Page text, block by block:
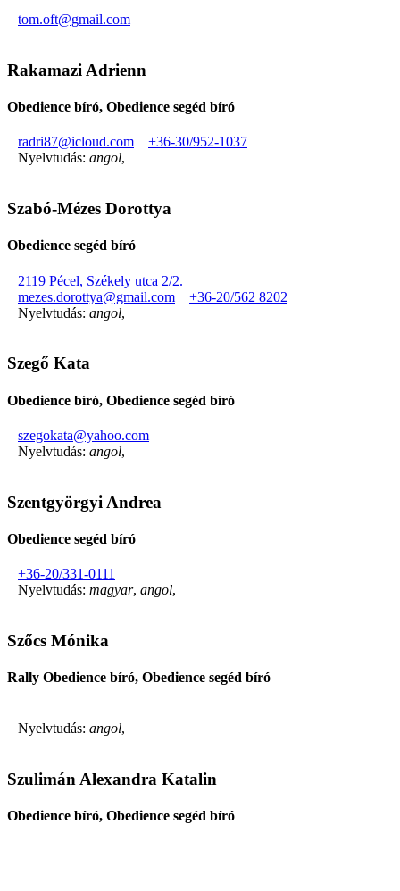
tom.oft@gmail.com
Rakamazi Adrienn
Obedience bíró, Obedience segéd bíró
radri87@icloud.com
+36-30/952-1037
Nyelvtudás: angol,
Szabó-Mézes Dorottya
Obedience segéd bíró
2119 Pécel, Székely utca 2/2.
mezes.dorottya@gmail.com
+36-20/562 8202
Nyelvtudás: angol,
Szegő Kata
Obedience bíró, Obedience segéd bíró
szegokata@yahoo.com
Nyelvtudás: angol,
Szentgyörgyi Andrea
Obedience segéd bíró
+36-20/331-0111
Nyelvtudás: magyar, angol,
Szőcs Mónika
Rally Obedience bíró, Obedience segéd bíró
Nyelvtudás: angol,
Szulimán Alexandra Katalin
Obedience bíró, Obedience segéd bíró